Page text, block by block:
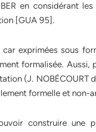
en considérant
[GUA 95].
exprimées sous
formalisée.
(J.
formelle et non-
construire une